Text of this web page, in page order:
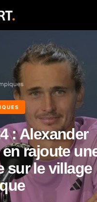
: Alexander
rajoute
sur le village